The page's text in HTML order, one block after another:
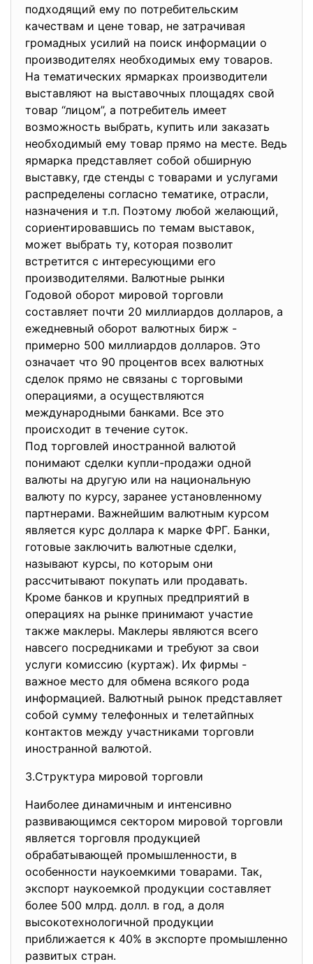
подходящий ему по потребительским
качествам и цене товар, не затрачивая
громадных усилий на поиск информации о
производителях необходимых ему товаров.
На тематических ярмарках производители
выставляют на выставочных площадях свой
товар “лицом”, а потребитель имеет
возможность выбрать, купить или заказать
необходимый ему товар прямо на месте. Ведь
ярмарка представляет собой обширную
выставку, где стенды с товарами и услугами
распределены согласно тематике, отрасли,
назначения и т.п. Поэтому любой желающий,
сориентировавшись по темам выставок,
может выбрать ту, которая позволит
встретится с интересующими его
производителями. Валютные рынки
Годовой оборот мировой торговли
составляет почти 20 миллиардов долларов, а
ежедневный оборот валютных бирж -
примерно 500 миллиардов долларов. Это
означает что 90 процентов всех валютных
сделок прямо не связаны с торговыми
операциями, а осуществляются
международными банками. Все это
происходит в течение суток.
Под торговлей иностранной валютой
понимают сделки купли-продажи одной
валюты на другую или на национальную
валюту по курсу, заранее установленному
партнерами. Важнейшим валютным курсом
является курс доллара к марке ФРГ. Банки,
готовые заключить валютные сделки,
называют курсы, по которым они
рассчитывают покупать или продавать.
Кроме банков и крупных предприятий в
операциях на рынке принимают участие
также маклеры. Маклеры являются всего
навсего посредниками и требуют за свои
услуги комиссию (куртаж). Их фирмы -
важное место для обмена всякого рода
информацией. Валютный рынок представляет
собой сумму телефонных и телетайпных
контактов между участниками торговли
иностранной валютой.
3.Структура мировой торговли
Наиболее динамичным и интенсивно
развивающимся сектором мировой торговли
является торговля продукцией
обрабатывающей промышленности, в
особенности наукоемкими товарами. Так,
экспорт наукоемкой продукции составляет
более 500 млрд. долл. в год, а доля
высокотехнологичной продукции
приближается к 40% в экспорте промышленно
развитых стран.